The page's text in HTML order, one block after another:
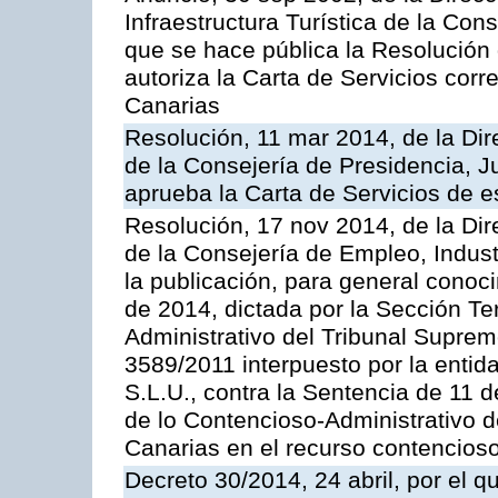
Infraestructura Turística de la
que se hace pública la
autoriza la Carta de Servicios
Canarias
Resolución, 11 mar 2014, de la
de la Consejería de Presidencia,
aprueba la Carta de Servicios de
Resolución, 17 nov 2014, de la
de la Consejería de Empleo,
la publicación, para general
de 2014, dictada por la Sección
Administrativo del Tribunal
3589/2011 interpuesto por la
S.L.U., contra la Sentencia de 11
de lo Contencioso-Administrativo
Canarias en el recurso
Decreto 30/2014, 24 abril, por el